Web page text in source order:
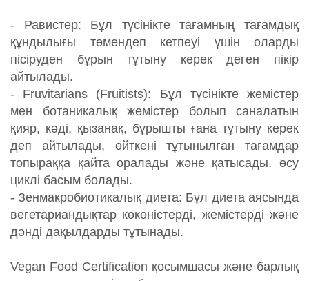
- Равистер: Бұл түсінікте тағамның тағамдық
құндылығы төмендеп кетпеуі үшін оларды
пісіруден бұрын тұтыну керек деген пікір
айтылады.
- Fruvitarians (Fruitists): Бұл түсінікте жемістер
мен ботаникалық жемістер болып саналатын
қияр, кәді, қызанақ, бұрышты ғана тұтыну керек
деп айтылады, өйткені тұтынылған тағамдар
топыраққа қайта оралады және қатысады. өсу
циклі басым болады.
- Зенмакробиотикалық диета: Бұл диета аясында
вегетариандықтар көкөністерді, жемістерді және
дәнді дақылдарды тұтынады.
Vegan Food Certification қосымшасы және барлық